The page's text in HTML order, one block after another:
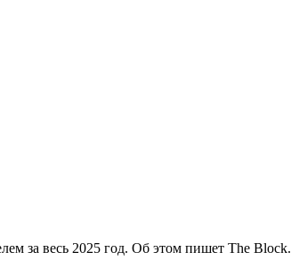
за весь 2025 год. Об этом пишет The Block.